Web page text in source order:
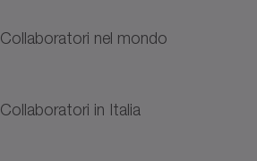
Collaboratori nel mondo
Collaboratori in Italia